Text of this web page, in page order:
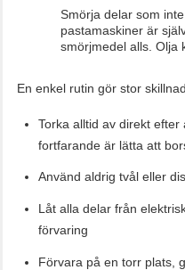
Smörja delar som
pastamaskiner är
smörjmedel alls. Olja
En enkel rutin gör stor
Torka alltid av direkt
fortfarande är lätta att
Använd aldrig tvål eller
Låt alla delar från
förvaring
Förvara på en torr plats,